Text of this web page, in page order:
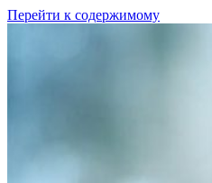
Перейти к содержимому